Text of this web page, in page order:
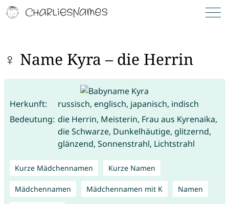
♀ Name Kyra – die Herrin
Herkunft:
russisch, englisch, japanisch, indisch
Bedeutung: die Herrin, Meisterin, Frau aus Kyrenaika,
die Schwarze, Dunkelhäutige, glitzernd,
glänzend, Sonnenstrahl, Lichtstrahl
Kurze Mädchennamen Kurze Namen
Mädchennamen Mädchennamen mit K Namen